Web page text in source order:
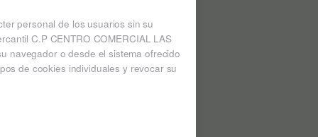
personal de los usuarios sin su
C.P CENTRO COMERCIAL LAS
navegador o desde el sistema ofrecido
de cookies individuales y revocar su